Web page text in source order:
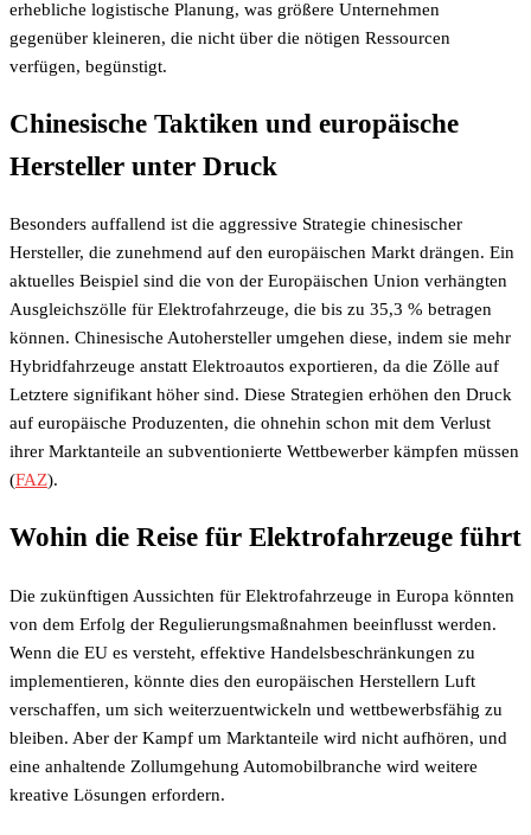
erhebliche logistische Planung, was größere Unternehmen
gegenüber kleineren, die nicht über die nötigen Ressourcen
verfügen, begünstigt.
Chinesische Taktiken und europäische
Hersteller unter Druck
Besonders auffallend ist die aggressive Strategie chinesischer
Hersteller, die zunehmend auf den europäischen Markt drängen. Ein
aktuelles Beispiel sind die von der Europäischen Union verhängten
Ausgleichszölle für Elektrofahrzeuge, die bis zu 35,3 % betragen
können. Chinesische Autohersteller umgehen diese, indem sie mehr
Hybridfahrzeuge anstatt Elektroautos exportieren, da die Zölle auf
Letztere signifikant höher sind. Diese Strategien erhöhen den Druck
auf europäische Produzenten, die ohnehin schon mit dem Verlust
ihrer Marktanteile an subventionierte Wettbewerber kämpfen müssen
(FAZ).
Wohin die Reise für Elektrofahrzeuge führt
Die zukünftigen Aussichten für Elektrofahrzeuge in Europa könnten
von dem Erfolg der Regulierungsmaßnahmen beeinflusst werden.
Wenn die EU es versteht, effektive Handelsbeschränkungen zu
implementieren, könnte dies den europäischen Herstellern Luft
verschaffen, um sich weiterzuentwickeln und wettbewerbsfähig zu
bleiben. Aber der Kampf um Marktanteile wird nicht aufhören, und
eine anhaltende Zollumgehung Automobilbranche wird weitere
kreative Lösungen erfordern.